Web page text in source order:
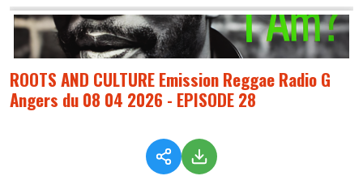
ROOTS AND CULTURE Emission Reggae Radio G
Angers du 08 04 2026 - EPISODE 28